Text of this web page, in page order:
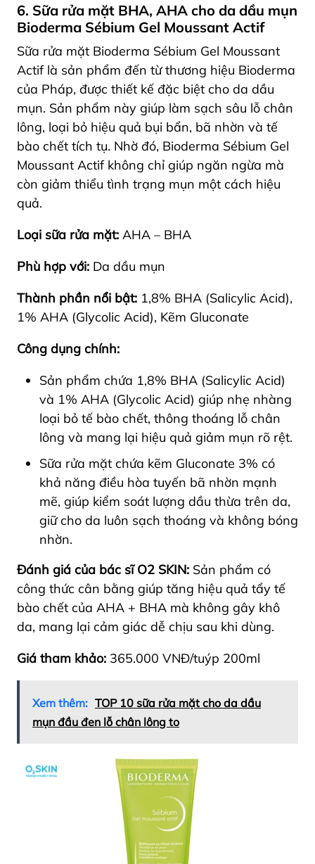
6. Sữa rửa mặt BHA, AHA cho da dầu mụn
Bioderma Sébium Gel Moussant Actif
Sữa rửa mặt Bioderma Sébium Gel Moussant
Actif là sản phẩm đến từ thương hiệu Bioderma
của Pháp, được thiết kế đặc biệt cho da dầu
mụn. Sản phẩm này giúp làm sạch sâu lỗ chân
lông, loại bỏ hiệu quả bụi bẩn, bã nhờn và tế
bào chết tích tụ. Nhờ đó, Bioderma Sébium Gel
Moussant Actif không chỉ giúp ngăn ngừa mà
còn giảm thiểu tình trạng mụn một cách hiệu
quả.
Loại sữa rửa mặt: AHA – BHA
Phù hợp với: Da dầu mụn
Thành phần nổi bật: 1,8% BHA (Salicylic Acid),
1% AHA (Glycolic Acid), Kẽm Gluconate
Công dụng chính:
Sản phẩm chứa 1,8% BHA (Salicylic Acid)
và 1% AHA (Glycolic Acid) giúp nhẹ nhàng
loại bỏ tế bào chết, thông thoáng lỗ chân
lông và mang lại hiệu quả giảm mụn rõ rệt.
Sữa rửa mặt chứa kẽm Gluconate 3% có
khả năng điều hòa tuyến bã nhờn mạnh
mẽ, giúp kiểm soát lượng dầu thừa trên da,
giữ cho da luôn sạch thoáng và không bóng
nhờn.
Đánh giá của bác sĩ O2 SKIN: Sản phẩm có
công thức cân bằng giúp tăng hiệu quả tẩy tế
bào chết của AHA + BHA mà không gây khô
da, mang lại cảm giác dễ chịu sau khi dùng.
Giá tham khảo: 365.000 VNĐ/tuýp 200ml
Xem thêm: TOP 10 sữa rửa mặt cho da dầu
mụn đầu đen lỗ chân lông to